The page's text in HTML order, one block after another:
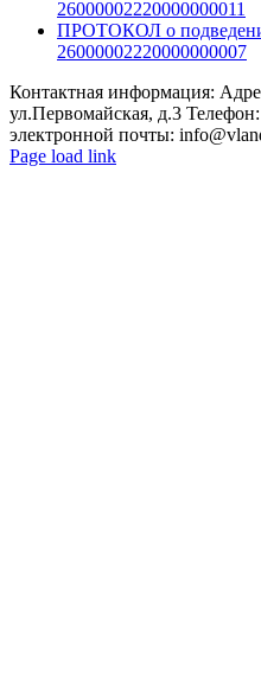
26000002220000000011
ПРОТОКОЛ о
26000002220000000007
Контактная информация:
ул.Первомайская, д.3
электронной почты:
Page load link